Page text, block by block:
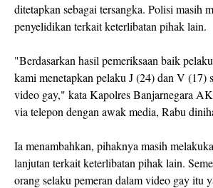
ditetapkan sebagai tersangka. Polisi masih
penyelidikan terkait keterlibatan pihak lain.
"Berdasarkan hasil pemeriksaan baik
kami menetapkan pelaku J (24) dan V (17)
video gay," kata Kapolres Banjarnegara
via telepon dengan awak media, Rabu
Ia menambahkan, pihaknya masih
lanjutan terkait keterlibatan pihak lain.
orang selaku pemeran dalam video gay itu